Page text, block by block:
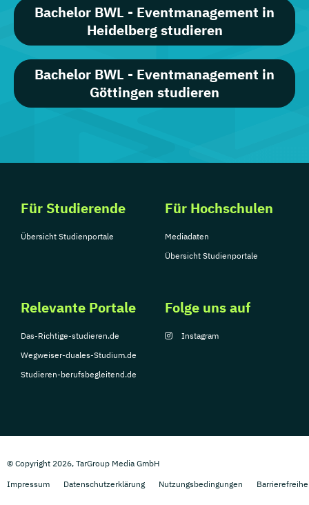
Bachelor BWL - Eventmanagement in
Heidelberg studieren
Bachelor BWL - Eventmanagement in
Göttingen studieren
Für Studierende
Übersicht Studienportale
Für Hochschulen
Mediadaten
Übersicht Studienportale
Relevante Portale
Das-Richtige-studieren.de
Wegweiser-duales-Studium.de
Studieren-berufsbegleitend.de
Folge uns auf
Instagram
© Copyright 2026, TarGroup Media GmbH
Impressum
Datenschutzerklärung Nutzungsbedingungen